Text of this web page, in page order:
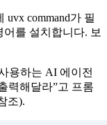
uvx command가 필
를 설치합니다. 보
용하는 AI 에이전
력해달라”고 프롬
조).